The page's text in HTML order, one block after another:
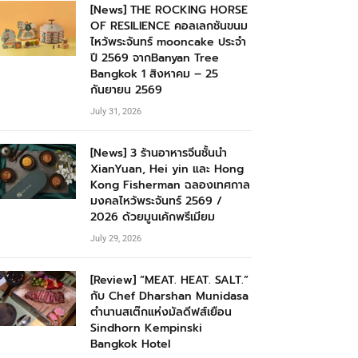
[News] THE ROCKING HORSE
OF RESILIENCE คอลเลกชันขนม
ไหว้พระจันทร์ mooncake ประจำ
ปี 2569 จากBanyan Tree
Bangkok 1 สิงหาคม – 25
กันยายน 2569
July 31, 2026
[News] 3 ร้านอาหารจีนชั้นนำ
XianYuan, Hei yin และ Hong
Kong Fisherman ฉลองเทศกาล
มงคลไหว้พระจันทร์ 2569 /
2026 ด้วยมูนเค้กพรีเมียม
July 29, 2026
[Review] “MEAT. HEAT. SALT.”
กับ Chef Dharshan Munidasa
ตำนานสเต๊กแห่งมัลดีฟส์เยือน
Sindhorn Kempinski
Bangkok Hotel